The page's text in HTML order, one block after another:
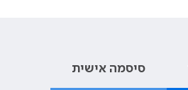
סיסמה אישית